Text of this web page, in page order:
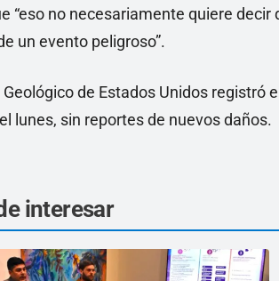
“eso no necesariamente quiere
un evento peligroso”.
Geológico de Estados Unidos
lunes, sin reportes de nuevos daños.
interesar